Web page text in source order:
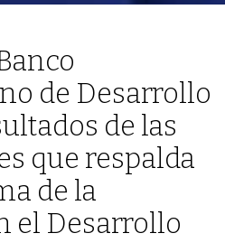
de Desarrollo
de las
que respalda
de la
el Desarrollo